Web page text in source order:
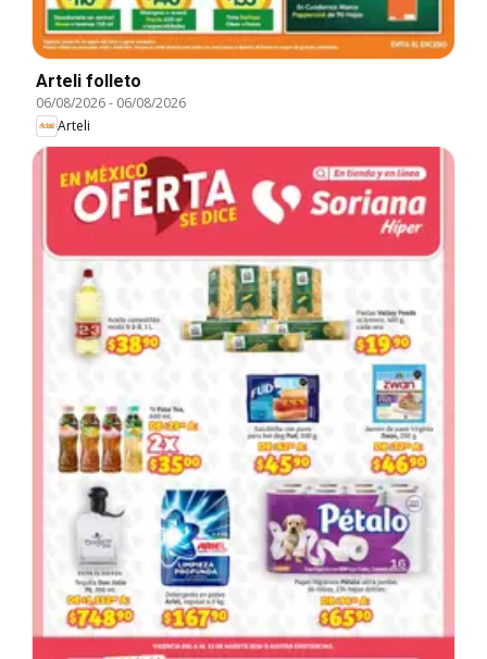
Arteli folleto
06/08/2026- 06/08/2026
Arteli